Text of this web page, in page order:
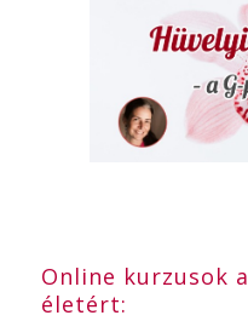
Online kurzusok
életért: